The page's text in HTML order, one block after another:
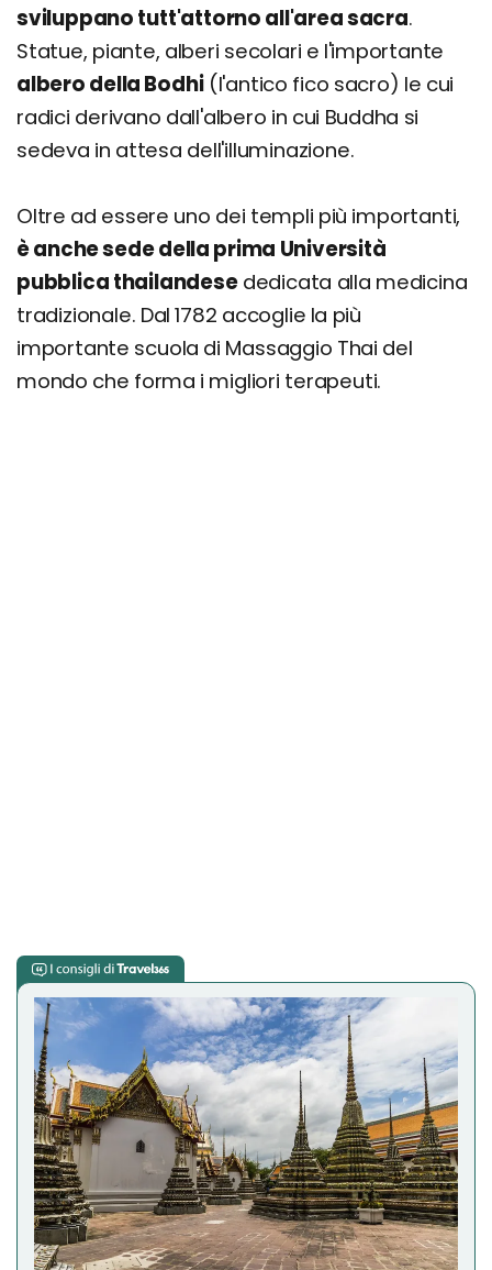
sviluppano tutt'attorno all'area sacra.
Statue, piante, alberi secolari e l'importante
albero della Bodhi(l'antico fico sacro) le cui
radici derivano dall'albero in cui Buddha si
sedeva in attesa dell'illuminazione.
Oltre ad essere uno dei templi più importanti,
è anche sede della prima Università
pubblica thailandesededicata alla medicina
tradizionale. Dal 1782 accoglie la più
importante scuola di Massaggio Thai del
mondo che forma i migliori terapeuti.